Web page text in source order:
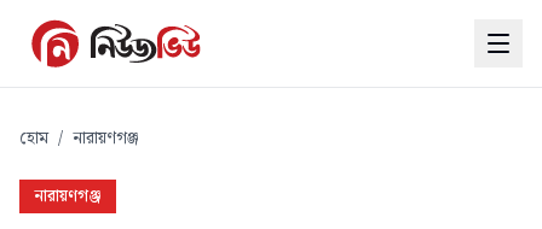
হোম / নারায়ণগঞ্জ
নারায়ণগঞ্জ